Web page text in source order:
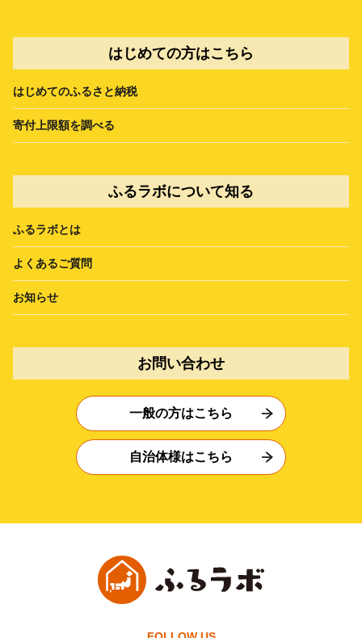
はじめての方はこちら
はじめてのふるさと納税
寄付上限額を調べる
ふるラボについて知る
ふるラボとは
よくあるご質問
お知らせ
お問い合わせ
一般の方はこちら
自治体様はこちら